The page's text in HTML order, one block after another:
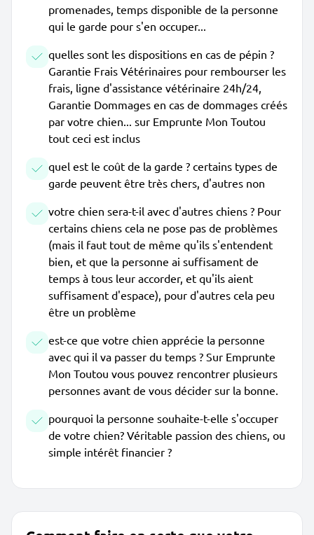
promenades, temps disponible de la personne
qui le garde pour s'en occuper...
quelles sont les dispositions en cas de pépin ?
Garantie Frais Vétérinaires pour rembourser les
frais, ligne d'assistance vétérinaire 24h/24,
Garantie Dommages en cas de dommages créés
par votre chien... sur Emprunte Mon Toutou
tout ceci est inclus
quel est le coût de la garde ? certains types de
garde peuvent être très chers, d'autres non
votre chien sera-t-il avec d'autres chiens ? Pour
certains chiens cela ne pose pas de problèmes
(mais il faut tout de même qu'ils s'entendent
bien, et que la personne ai suffisament de
temps à tous leur accorder, et qu'ils aient
suffisament d'espace), pour d'autres cela peu
être un problème
est-ce que votre chien apprécie la personne
avec qui il va passer du temps ? Sur Emprunte
Mon Toutou vous pouvez rencontrer plusieurs
personnes avant de vous décider sur la bonne.
pourquoi la personne souhaite-t-elle s'occuper
de votre chien? Véritable passion des chiens, ou
simple intérêt financier ?